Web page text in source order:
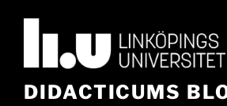
DIDACTICUMS